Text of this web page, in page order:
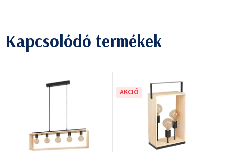
Kapcsolódó termékek
AKCIÓ